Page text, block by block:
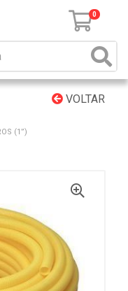
0
VOLTAR
(1”)